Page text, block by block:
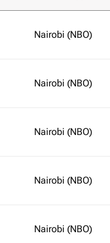
Nairobi (NBO)
Nairobi (NBO)
Nairobi (NBO)
Nairobi (NBO)
Nairobi (NBO)